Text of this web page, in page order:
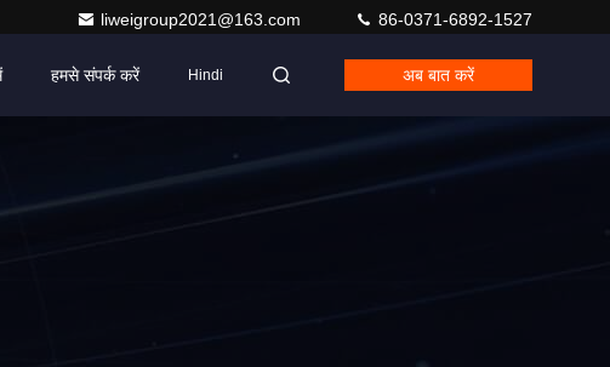
liweigroup2021@163.com 86-0371-6892-1527
हमसे संपर्क करें Hindi अब बात करें